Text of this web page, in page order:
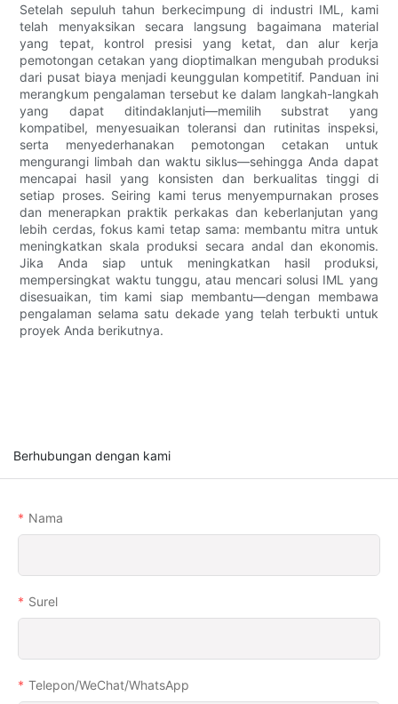
Setelah sepuluh tahun berkecimpung di industri IML, kami
telah menyaksikan secara langsung bagaimana material
yang tepat, kontrol presisi yang ketat, dan alur kerja
pemotongan cetakan yang dioptimalkan mengubah produksi
dari pusat biaya menjadi keunggulan kompetitif. Panduan ini
merangkum pengalaman tersebut ke dalam langkah-langkah
yang dapat ditindaklanjuti—memilih substrat yang
kompatibel, menyesuaikan toleransi dan rutinitas inspeksi,
serta menyederhanakan pemotongan cetakan untuk
mengurangi limbah dan waktu siklus—sehingga Anda dapat
mencapai hasil yang konsisten dan berkualitas tinggi di
setiap proses. Seiring kami terus menyempurnakan proses
dan menerapkan praktik perkakas dan keberlanjutan yang
lebih cerdas, fokus kami tetap sama: membantu mitra untuk
meningkatkan skala produksi secara andal dan ekonomis.
Jika Anda siap untuk meningkatkan hasil produksi,
mempersingkat waktu tunggu, atau mencari solusi IML yang
disesuaikan, tim kami siap membantu—dengan membawa
pengalaman selama satu dekade yang telah terbukti untuk
proyek Anda berikutnya.
Berhubungan dengan kami
Nama
Surel
Telepon/WeChat/WhatsApp